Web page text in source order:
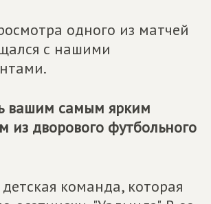
одного из матчей
с нашими
вашим самым ярким
из дворового футбольного
команда, которая